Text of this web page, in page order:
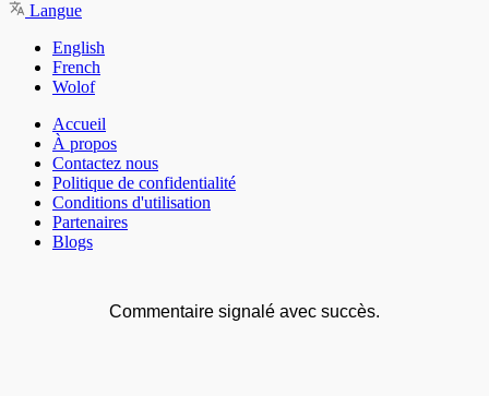
Langue
English
French
Wolof
Accueil
À propos
Contactez nous
Politique de confidentialité
Conditions d'utilisation
Partenaires
Blogs
Commentaire signalé avec succès.